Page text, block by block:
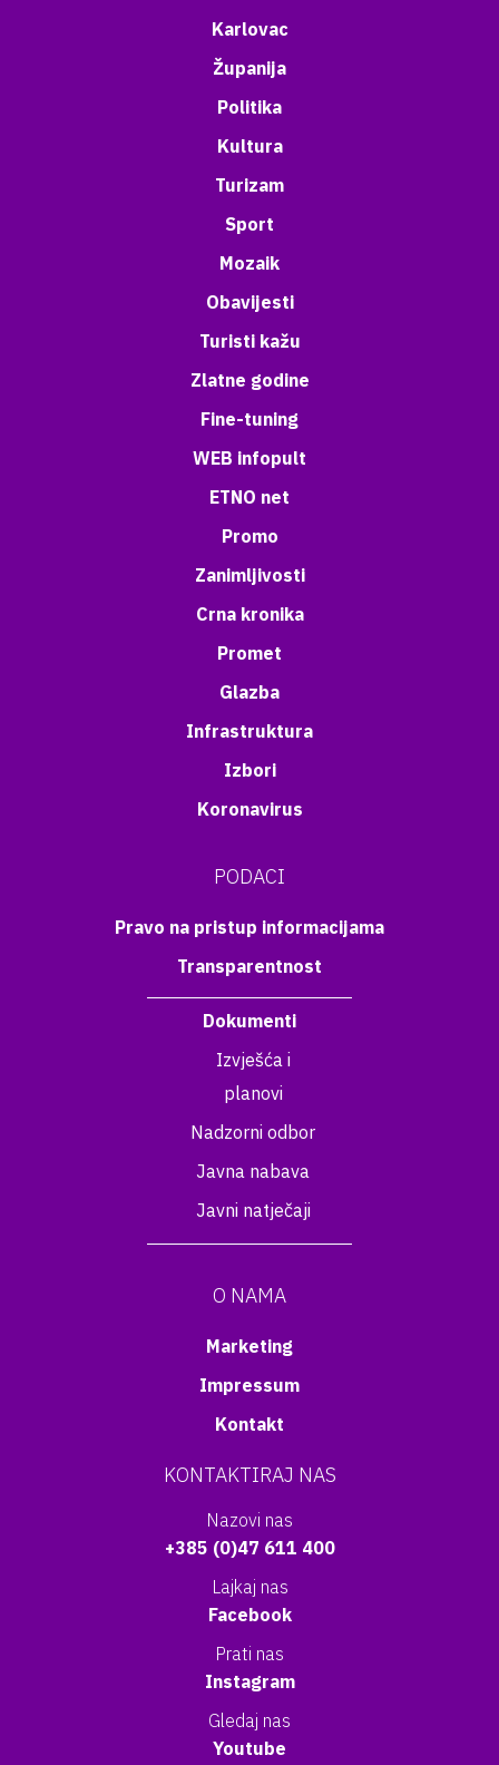
Karlovac
Županija
Politika
Kultura
Turizam
Sport
Mozaik
Obavijesti
Turisti kažu
Zlatne godine
Fine-tuning
WEB infopult
ETNO net
Promo
Zanimljivosti
Crna kronika
Promet
Glazba
Infrastruktura
Izbori
Koronavirus
PODACI
Pravo na pristup informacijama
Transparentnost
Dokumenti
Izvješća i
planovi
Nadzorni odbor
Javna nabava
Javni natječaji
O NAMA
Marketing
Impressum
Kontakt
KONTAKTIRAJ NAS
Nazovi nas
+385 (0)47 611 400
Lajkaj nas
Facebook
Prati nas
Instagram
Gledaj nas
Youtube